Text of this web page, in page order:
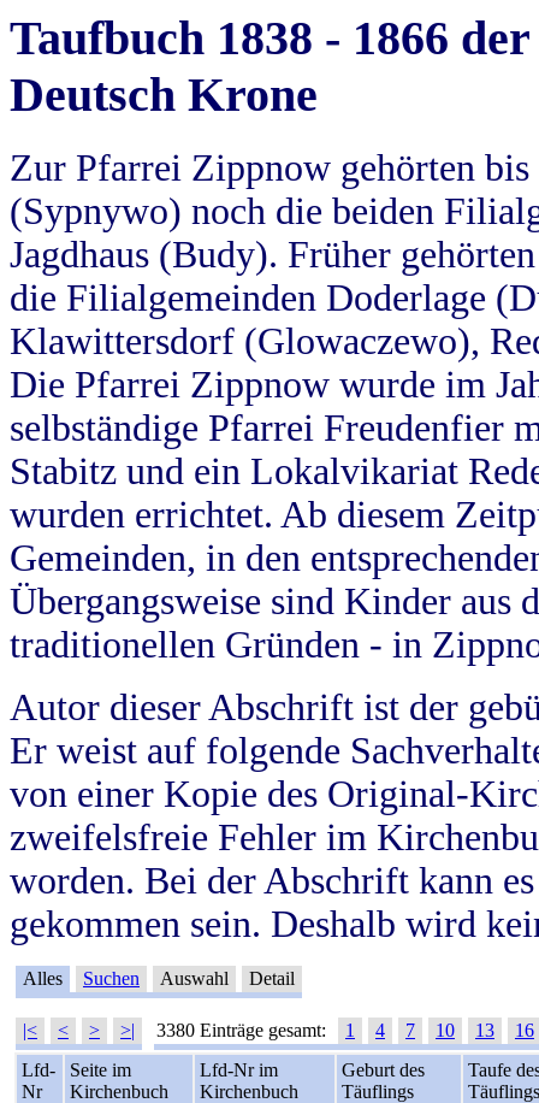
Taufbuch 1838 - 1866
Deutsch Krone
Zur Pfarrei Zippnow gehörten
(Sypnywo) noch die beiden
Jagdhaus (Budy). Früher
die Filialgemeinden Doderlage
Klawittersdorf (Glowaczewo),
Die Pfarrei Zippnow wurde im
selbständige Pfarrei Freudenfier
Stabitz und ein Lokalvikariat
wurden errichtet. Ab diesem
Gemeinden, in den
Übergangsweise sind Kinder aus
traditionellen Gründen - in
Autor dieser Abschrift ist der
Er weist auf folgende
von einer Kopie des Original-
zweifelsfreie Fehler im
worden. Bei der Abschrift kann
gekommen sein. Deshalb wird
Alles Suchen Auswahl Detail
|< < > >| 3380 Einträge gesamt: 1 4 7 10 13
16
Lfd-
Nr
Seite im
Kirchenbuch
Lfd-Nr im
Kirchenbuch
Geburt des
Täuflings
Taufe
Täuflings